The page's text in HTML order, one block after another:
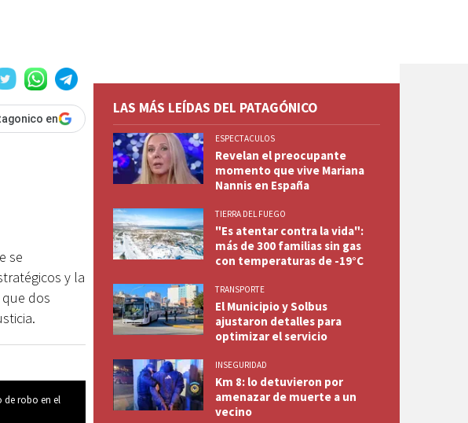
en
se
y la
dos
de robo en el
LAS MÁS LEÍDAS DEL PATAGÓNICO
ESPECTACULOS
Revelan el preocupante
momento que vive Mariana
Nannis en España
TIERRA DEL FUEGO
"Es atentar contra la vida":
más de 300 familias sin gas
con temperaturas de -19°C
TRANSPORTE
El Municipio y Solbus
ajustaron detalles para
optimizar el servicio
INSEGURIDAD
Km 8: lo detuvieron por
amenazar de muerte a un
vecino